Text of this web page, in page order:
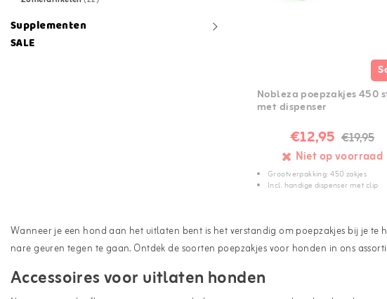
Supplementen
SALE
Nobleza poepzakjes 450
met dispenser
€12,95 €19,95
Niet op voorraad
Grootverpakking: 450 zakjes
Incl. handige dispenser met clip
Wanneer je een hond aan het uitlaten bent is het verstandig om poepzakjes bij je
nare geuren tegen te gaan. Ontdek de soorten poepzakjes voor honden in ons
Accessoires voor uitlaten honden